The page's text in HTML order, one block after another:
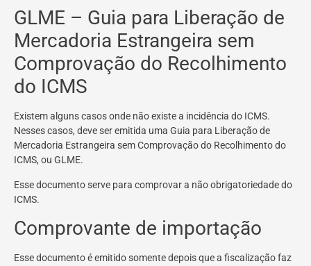
GLME – Guia para Liberação de
Mercadoria Estrangeira sem
Comprovação do Recolhimento
do ICMS
Existem alguns casos onde não existe a incidência do ICMS.
Nesses casos, deve ser emitida uma Guia para Liberação de
Mercadoria Estrangeira sem Comprovação do Recolhimento do
ICMS, ou GLME.
Esse documento serve para comprovar a não obrigatoriedade do
ICMS.
Comprovante de importação
Esse documento é emitido somente depois que a fiscalização faz